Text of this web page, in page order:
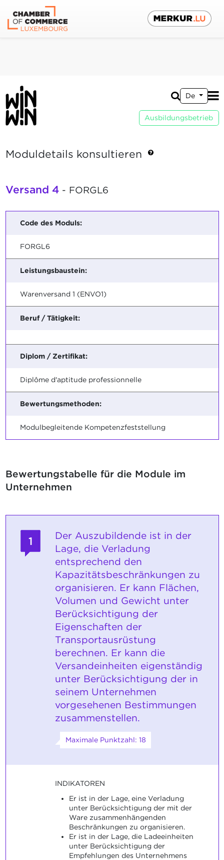
De
Ausbildungsbetrieb
Moduldetails konsultieren
Versand 4- FORGL6
Code des Moduls:
FORGL6
Leistungsbaustein:
Warenversand 1 (ENVO1)
Beruf / Tätigkeit:
Diplom / Zertifikat:
Diplôme d'aptitude professionnelle
Bewertungsmethoden:
Modulbegleitende Kompetenzfeststellung
Bewertungstabelle für die Module im
Unternehmen
1
Der Auszubildende ist in der
Lage, die Verladung
entsprechend den
Kapazitätsbeschränkungen zu
organisieren. Er kann Flächen,
Volumen und Gewicht unter
Berücksichtigung der
Eigenschaften der
Transportausrüstung
berechnen. Er kann die
Versandeinheiten eigenständig
unter Berücksichtigung der in
seinem Unternehmen
vorgesehenen Bestimmungen
zusammenstellen.
Maximale Punktzahl: 18
INDIKATOREN
Er ist in der Lage, eine Verladung
unter Berücksichtigung der mit der
Ware zusammenhängenden
Beschränkungen zu organisieren.
Er ist in der Lage, die Ladeeinheiten
unter Berücksichtigung der
Empfehlungen des Unternehmens